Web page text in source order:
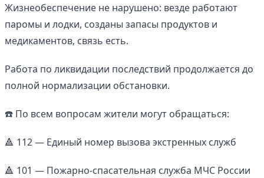
Жизнеобеспечение не нарушено: везде работают
паромы и лодки, созданы запасы продуктов и
медикаментов, связь есть.
Работа по ликвидации последствий продолжается до
полной нормализации обстановки.
☎️ По всем вопросам жители могут обращаться:
🔺 112 — Единый номер вызова экстренных служб
🔺 101 — Пожарно-спасательная служба МЧС России